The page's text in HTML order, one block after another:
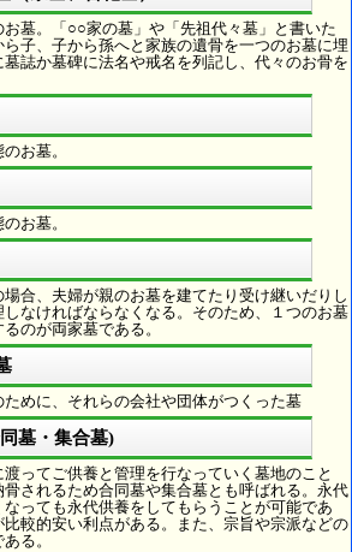
墓。「○○家の墓」や「先祖代々墓」と書いた
子、子から孫へと家族の遺骨を一つのお墓に埋
誌か墓碑に法名や戒名を列記し、代々のお骨を
お墓。
お墓。
合、夫婦が親のお墓を建てたり受け継いだりし
なければならなくなる。そのため、１つのお墓
のが両家墓である。
めに、それらの会社や団体がつくった墓
墓・集合墓)
ってご供養と管理を行なっていく墓地のこと
されるため合同墓や集合墓とも呼ばれる。永代
っても永代供養をしてもらうことが可能であ
較的安い利点がある。また、宗旨や宗派などの
る。